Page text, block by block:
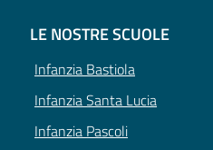
LE NOSTRE SCUOLE
Infanzia Bastiola
Infanzia Santa Lucia
Infanzia Pascoli